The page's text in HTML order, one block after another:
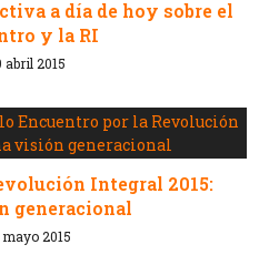
a día de hoy sobre el
y la RI
abril 2015
Integral 2015:
generacional
mayo 2015